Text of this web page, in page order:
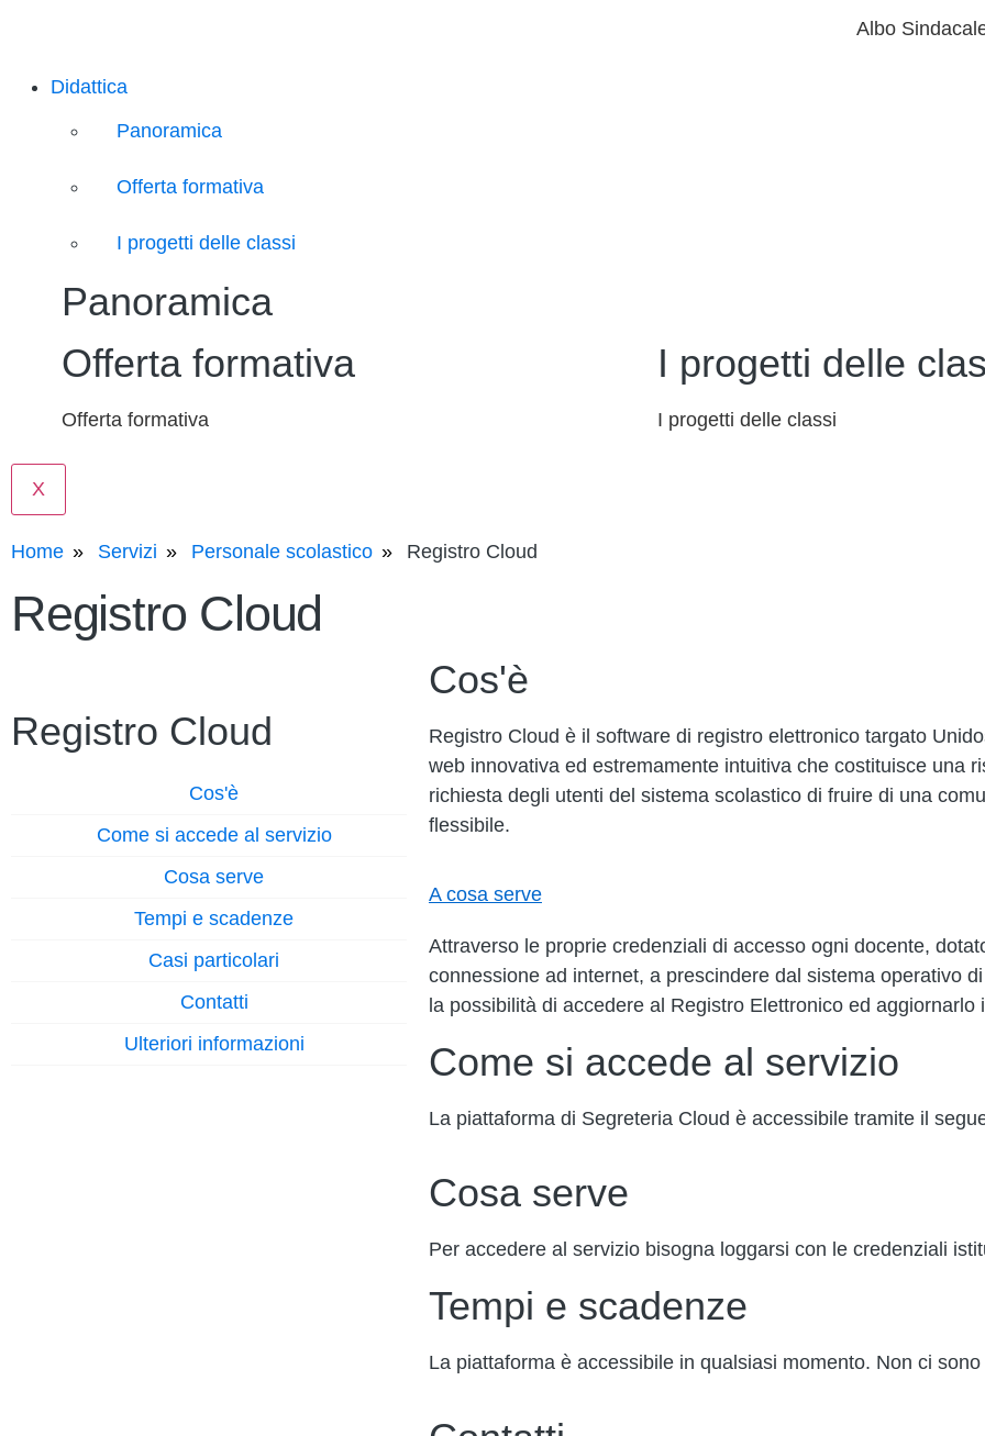
Albo
Didattica
Panoramica
Offerta formativa
I progetti delle classi
Panoramica
Offerta formativa
Offerta formativa
I progetti delle
I progetti delle classi
X
Home Servizi Personale scolastico Registro Cloud
Registro Cloud
Registro Cloud
Cos'è
Come si accede al servizio
Cosa serve
Tempi e scadenze
Casi particolari
Contatti
Ulteriori informazioni
Cos'è
Registro Cloud è il software di registro elettronico targato
web innovativa ed estremamente intuitiva che costituisce una
richiesta degli utenti del sistema scolastico di fruire di una
flessibile.
A cosa serve
Attraverso le proprie credenziali di accesso ogni docente,
connessione ad internet, a prescindere dal sistema operativo
la possibilità di accedere al Registro Elettronico ed aggiornarlo
Come si accede al servizio
La piattaforma di Segreteria Cloud è accessibile tramite il
Cosa serve
Per accedere al servizio bisogna loggarsi con le credenziali
Tempi e scadenze
La piattaforma è accessibile in qualsiasi momento. Non ci